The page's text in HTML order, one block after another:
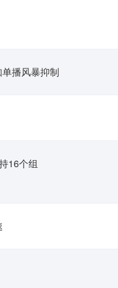
播风暴抑制
16个组